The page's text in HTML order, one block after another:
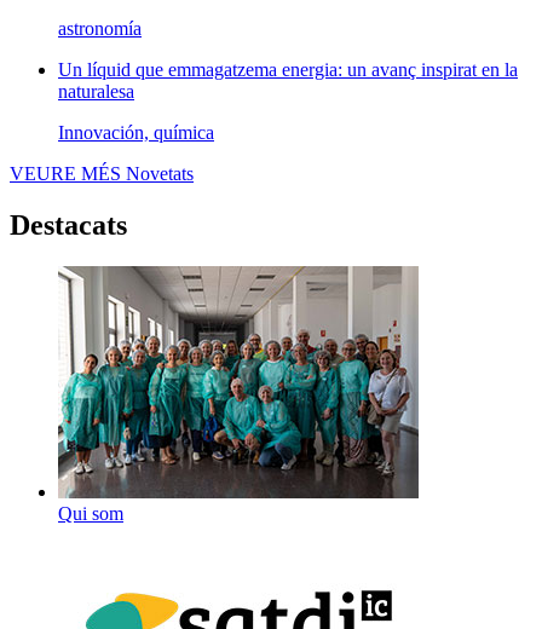
astronomía
Un líquid que emmagatzema energia: un avanç inspirat en la
naturalesa
Innovación, química
VEURE MÉS Novetats
Destacats
Qui som